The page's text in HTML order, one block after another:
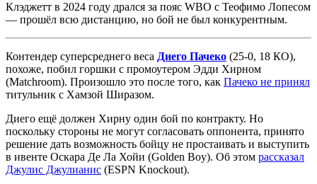
Клэджетт в 2024 году дрался за пояс WBO с Теофимо Лопесом
— прошёл всю дистанцию, но бой не был конкурентным.
Контендер суперсреднего веса Диего Пачеко (25-0, 18 КО),
похоже, побил горшки с промоутером Эдди Хирном
(Matchroom). Произошло это после того, как Пачеко не принял
титульник с Хамзой Ширазом.
Диего ещё должен Хирну один бой по контракту. Но
поскольку стороны не могут согласовать оппонента, принято
решение дать возможность бойцу не простаивать и выступить
в ивенте Оскара Де Ла Хойи (Golden Boy). Об этом рассказал
Джулис Джулианис (ESPN Knockout).